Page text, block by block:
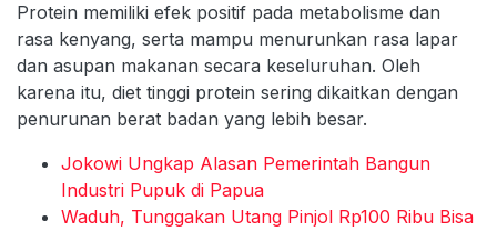
Protein memiliki efek positif pada metabolisme dan
rasa kenyang, serta mampu menurunkan rasa lapar
dan asupan makanan secara keseluruhan. Oleh
karena itu, diet tinggi protein sering dikaitkan dengan
penurunan berat badan yang lebih besar.
Jokowi Ungkap Alasan Pemerintah Bangun
Industri Pupuk di Papua
Waduh, Tunggakan Utang Pinjol Rp100 Ribu Bisa